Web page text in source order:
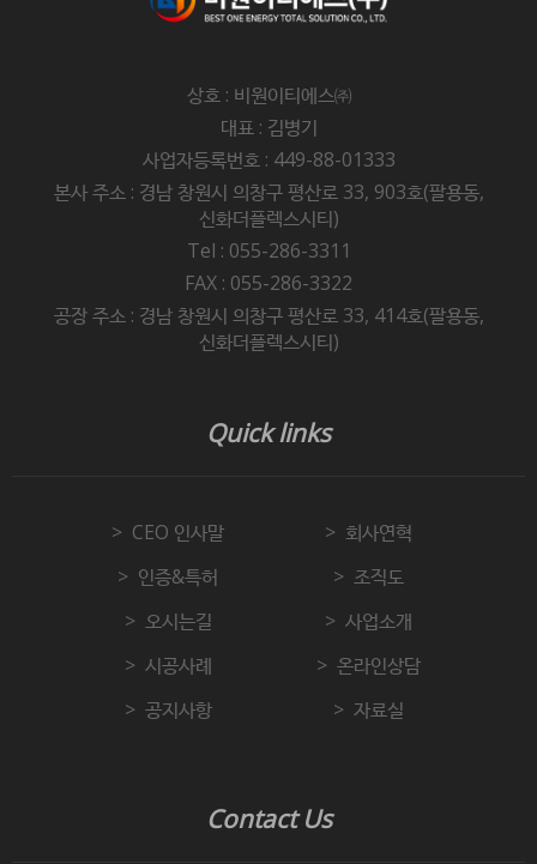
상호 : 비원이티에스㈜
대표 : 김병기
사업자등록번호 : 449-88-01333
본사 주소 : 경남 창원시 의창구 평산로 33, 903호(팔용동,
신화더플렉스시티)
Tel : 055-286-3311
FAX : 055-286-3322
공장 주소 : 경남 창원시 의창구 평산로 33, 414호(팔용동,
신화더플렉스시티)
Quick links
CEO 인사말
회사연혁
인증&특허
조직도
오시는길
사업소개
시공사례
온라인상담
공지사항
자료실
Contact Us